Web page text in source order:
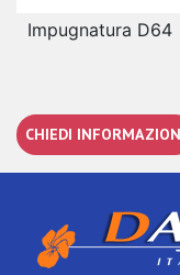
Impugnatura D64
CHIEDI